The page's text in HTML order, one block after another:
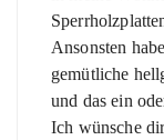
Ansonsten
gemütliche
und das ein
Ich wünsche